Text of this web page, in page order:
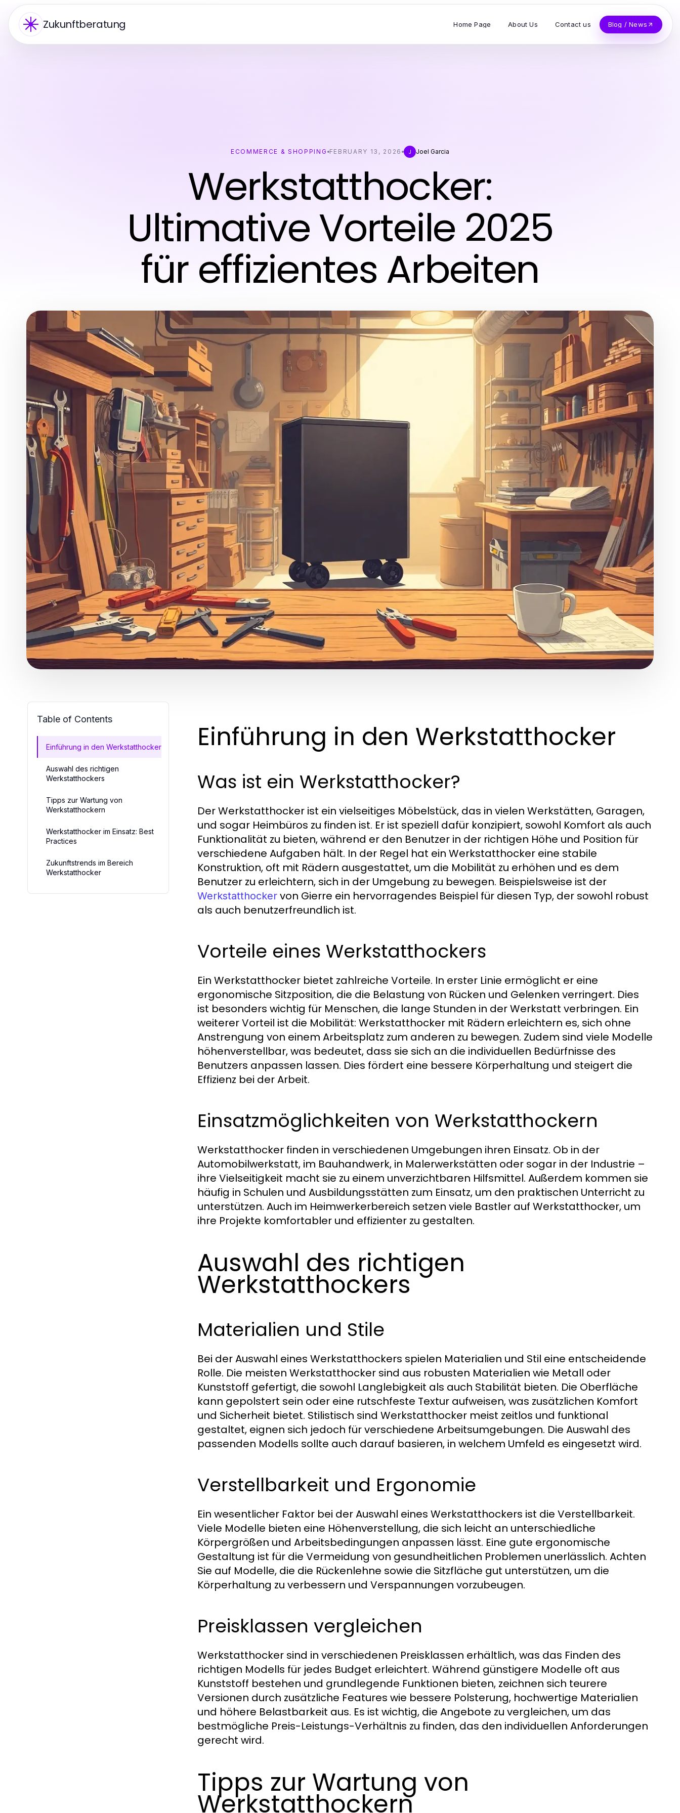
Zukunftberatung Home Page About Us Contact us Blog / News
ECOMMERCE & SHOPPING FEBRUARY 13, 2026 J Joel Garcia
Werkstatthocker:
Ultimative Vorteile 2025
für effizientes Arbeiten
Table of Contents
Einführung in den Werkstatthocker
Auswahl des richtigen
Werkstatthockers
Tipps zur Wartung von
Werkstatthockern
Werkstatthocker im Einsatz: Best
Practices
Zukunftstrends im Bereich
Werkstatthocker
Einführung in den Werkstatthocker
Was ist ein Werkstatthocker?
Der Werkstatthocker ist ein vielseitiges Möbelstück, das in vielen Werkstätten, Garagen,
und sogar Heimbüros zu finden ist. Er ist speziell dafür konzipiert, sowohl Komfort als auch
Funktionalität zu bieten, während er den Benutzer in der richtigen Höhe und Position für
verschiedene Aufgaben hält. In der Regel hat ein Werkstatthocker eine stabile
Konstruktion, oft mit Rädern ausgestattet, um die Mobilität zu erhöhen und es dem
Benutzer zu erleichtern, sich in der Umgebung zu bewegen. Beispielsweise ist der
Werkstatthocker von Gierre ein hervorragendes Beispiel für diesen Typ, der sowohl robust
als auch benutzerfreundlich ist.
Vorteile eines Werkstatthockers
Ein Werkstatthocker bietet zahlreiche Vorteile. In erster Linie ermöglicht er eine
ergonomische Sitzposition, die die Belastung von Rücken und Gelenken verringert. Dies
ist besonders wichtig für Menschen, die lange Stunden in der Werkstatt verbringen. Ein
weiterer Vorteil ist die Mobilität: Werkstatthocker mit Rädern erleichtern es, sich ohne
Anstrengung von einem Arbeitsplatz zum anderen zu bewegen. Zudem sind viele Modelle
höhenverstellbar, was bedeutet, dass sie sich an die individuellen Bedürfnisse des
Benutzers anpassen lassen. Dies fördert eine bessere Körperhaltung und steigert die
Effizienz bei der Arbeit.
Einsatzmöglichkeiten von Werkstatthockern
Werkstatthocker finden in verschiedenen Umgebungen ihren Einsatz. Ob in der
Automobilwerkstatt, im Bauhandwerk, in Malerwerkstätten oder sogar in der Industrie –
ihre Vielseitigkeit macht sie zu einem unverzichtbaren Hilfsmittel. Außerdem kommen sie
häufig in Schulen und Ausbildungsstätten zum Einsatz, um den praktischen Unterricht zu
unterstützen. Auch im Heimwerkerbereich setzen viele Bastler auf Werkstatthocker, um
ihre Projekte komfortabler und effizienter zu gestalten.
Auswahl des richtigen
Werkstatthockers
Materialien und Stile
Bei der Auswahl eines Werkstatthockers spielen Materialien und Stil eine entscheidende
Rolle. Die meisten Werkstatthocker sind aus robusten Materialien wie Metall oder
Kunststoff gefertigt, die sowohl Langlebigkeit als auch Stabilität bieten. Die Oberfläche
kann gepolstert sein oder eine rutschfeste Textur aufweisen, was zusätzlichen Komfort
und Sicherheit bietet. Stilistisch sind Werkstatthocker meist zeitlos und funktional
gestaltet, eignen sich jedoch für verschiedene Arbeitsumgebungen. Die Auswahl des
passenden Modells sollte auch darauf basieren, in welchem Umfeld es eingesetzt wird.
Verstellbarkeit und Ergonomie
Ein wesentlicher Faktor bei der Auswahl eines Werkstatthockers ist die Verstellbarkeit.
Viele Modelle bieten eine Höhenverstellung, die sich leicht an unterschiedliche
Körpergrößen und Arbeitsbedingungen anpassen lässt. Eine gute ergonomische
Gestaltung ist für die Vermeidung von gesundheitlichen Problemen unerlässlich. Achten
Sie auf Modelle, die die Rückenlehne sowie die Sitzfläche gut unterstützen, um die
Körperhaltung zu verbessern und Verspannungen vorzubeugen.
Preisklassen vergleichen
Werkstatthocker sind in verschiedenen Preisklassen erhältlich, was das Finden des
richtigen Modells für jedes Budget erleichtert. Während günstigere Modelle oft aus
Kunststoff bestehen und grundlegende Funktionen bieten, zeichnen sich teurere
Versionen durch zusätzliche Features wie bessere Polsterung, hochwertige Materialien
und höhere Belastbarkeit aus. Es ist wichtig, die Angebote zu vergleichen, um das
bestmögliche Preis-Leistungs-Verhältnis zu finden, das den individuellen Anforderungen
gerecht wird.
Tipps zur Wartung von
Werkstatthockern